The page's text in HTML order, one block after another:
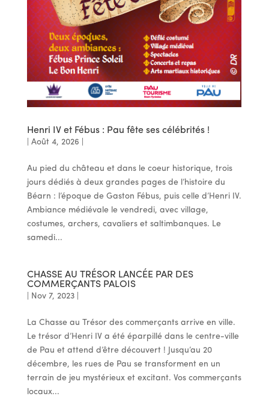
Henri IV et Fébus : Pau fête ses célébrités !
Août 4, 2026
Au pied du château et dans le coeur historique, trois
jours dédiés à deux grandes pages de l’histoire du
Béarn : l’époque de Gaston Fébus, puis celle d’Henri IV.
Ambiance médiévale le vendredi, avec village,
costumes, archers, cavaliers et saltimbanques. Le
samedi...
CHASSE AU TRÉSOR LANCÉE PAR DES
COMMERÇANTS PALOIS
Nov 7, 2023|
La Chasse au Trésor des commerçants arrive en ville.
Le trésor d’Henri IV a été éparpillé dans le centre-ville
de Pau et attend d’être découvert ! Jusqu’au 20
décembre, les rues de Pau se transforment en un
terrain de jeu mystérieux et excitant. Vos commerçants
locaux...